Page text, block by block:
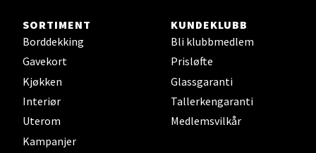
SORTIMENT
Borddekking
Gavekort
Kjøkken
Interiør
Uterom
Kampanjer
KUNDEKLUBB
Bli klubbmedlem
Prisløfte
Glassgaranti
Tallerkengaranti
Medlemsvilkår
Torgbakken 2, 5401 Stord
Åpent i dag 10-17
0 i butikk
Velg